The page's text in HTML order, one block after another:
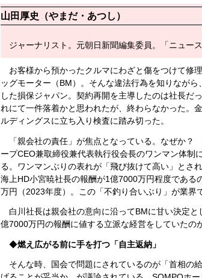
山田厚史（やまだ・あつし）
ジャーナリスト。元朝日新聞編集委員。「ニュー
お客様から預かったクルマにわざと傷をつけて修
ッグモーター（BM）。そんな違法行為を知りなが
した損保ジャパン。契約再開を主導したのは社長だ
れにて一件落着かと思われたが、終わらなかった。
ルディングスに立ち入り検査に踏み切った。
「親会社の責任」が焦点となっている。なぜか
ープCEO兼取締役兼代表執行役会長のワンマン体制
る。ワンマンぶりの表れが「飛び抜けて高い」とさ
海上HD小宮暁社長の報酬が1億7000万円程度であ
万円（2023年度）。この「不釣り合いぶり」が業界
白川社長は親会社の意向に沿ってBMに甘い決定
億7000万円の報酬に値する立派な経営をしていたの
◆燃え広がる前に手を打つ「自主返納」
そんな時、国会で問題にされているのが「首相の